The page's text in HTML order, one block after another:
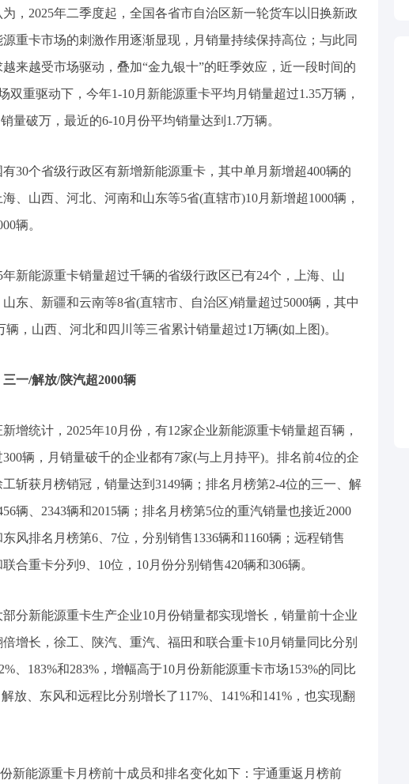
，2025年二季度起，全国各省市自治区新一轮货车以旧换新政
重卡市场的刺激作用逐渐显现，月销量持续保持高位；与此同
来越受市场驱动，叠加“金九银十”的旺季效应，近一段时间的
双重驱动下，今年1-10月新能源重卡平均月销量超过1.35万辆，
量破万，最近的6-10月份平均销量达到1.7万辆。
有30个省级行政区有新增新能源重卡，其中单月新增超400辆的
、山西、河北、河南和山东等5省(直辖市)10月新增超1000辆，
辆。
年新能源重卡销量超过千辆的省级行政区已有24个，上海、山
东、新疆和云南等8省(直辖市、自治区)销量超过5000辆，其中
辆，山西、河北和四川等三省累计销量超过1万辆(如上图)。
一/解放/陕汽超2000辆
增统计，2025年10月份，有12家企业新能源重卡销量超百辆，
辆，月销量破千的企业都有7家(与上月持平)。排名前4位的企
斩获月榜销冠，销量达到3149辆；排名月榜第2-4位的三一、解
辆、2343辆和2015辆；排名月榜第5位的重汽销量也接近2000
风排名月榜第6、7位，分别销售1336辆和1160辆；远程销售
合重卡分列9、10位，10月份分别销售420辆和306辆。
分新能源重卡生产企业10月份销量都实现增长，销量前十企业
增长，徐工、陕汽、重汽、福田和联合重卡10月销量同比分别
、183%和283%，增幅高于10月份新能源重卡市场153%的同比
放、东风和远程比分别增长了117%、141%和141%，也实现翻
新能源重卡月榜前十成员和排名变化如下：宇通重返月榜前